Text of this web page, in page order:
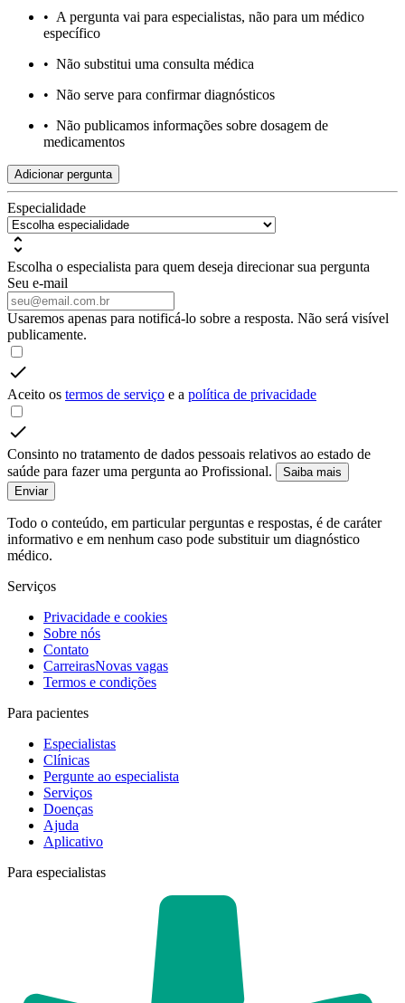
• A pergunta vai para especialistas, não para um médico
específico
• Não substitui uma consulta médica
• Não serve para confirmar diagnósticos
• Não publicamos informações sobre dosagem de
medicamentos
Adicionar pergunta
Especialidade
Escolha o especialista para quem deseja direcionar sua pergunta
Seu e-mail
Usaremos apenas para notificá-lo sobre a resposta. Não será visível
publicamente.
Aceito os termos de serviço e a política de privacidade
Consinto no tratamento de dados pessoais relativos ao estado de
saúde para fazer uma pergunta ao Profissional.
Saiba mais
Enviar
Todo o conteúdo, em particular perguntas e respostas, é de caráter
informativo e em nenhum caso pode substituir um diagnóstico
médico.
Serviços
Privacidade e cookies
Sobre nós
Contato
CarreirasNovas vagas
Termos e condições
Para pacientes
Especialistas
Clínicas
Pergunte ao especialista
Serviços
Doenças
Ajuda
Aplicativo
Para especialistas